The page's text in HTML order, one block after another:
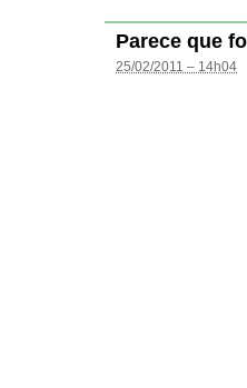
Parece que
25/02/2011 – 14h04